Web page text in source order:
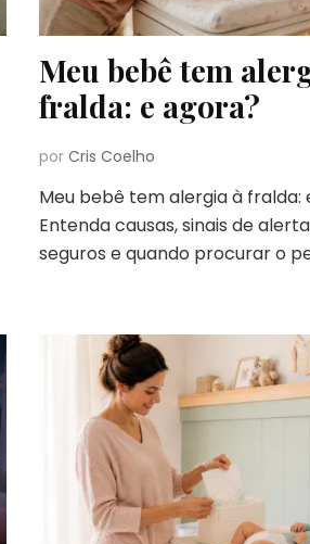
Meu bebê tem
fralda: e agora?
por Cris Coelho
Meu bebê tem alergia à fralda:
Entenda causas, sinais de
seguros e quando procurar o